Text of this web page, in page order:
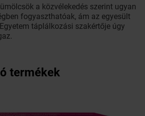
a közvélekedés szerint ugyan
fogyaszthatóak, ám az egyesült
táplálkozási szakértője úgy
termékek